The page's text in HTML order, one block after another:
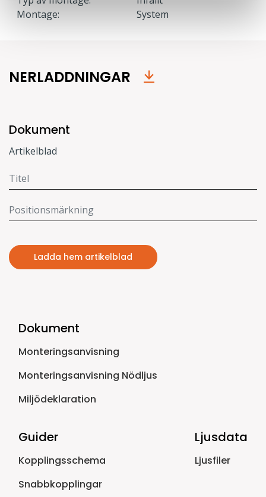
Montage:
System
NERLADDNINGAR
Dokument
Artikelblad
Ladda hem artikelblad
Dokument
Monteringsanvisning
Monteringsanvisning Nödljus
Miljödeklaration
Guider
Kopplingsschema
Snabbkopplingar
Ljusdata
Ljusfiler